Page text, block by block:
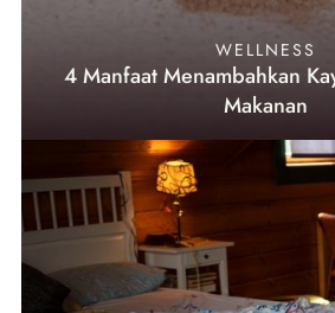
WELLNESS
4 Manfaat Menambahkan
Makanan